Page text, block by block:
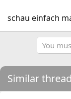
schau einfach
You
Similar